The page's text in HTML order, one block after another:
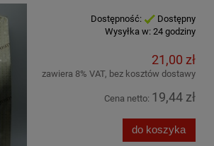
Dostępność:
Dostępny
Wysyłka w: 24 godziny
21,00 zł
zawiera 8% VAT, bez kosztów dostawy
Cena netto: 19,44 zł
do koszyka